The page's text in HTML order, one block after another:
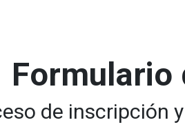
Formulario
de inscripción